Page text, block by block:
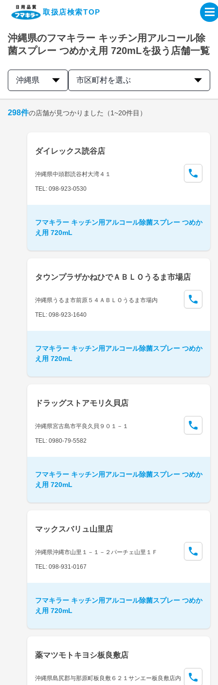
取扱店検索TOP
企業・IR情報サイト
製品情報サイト
取扱店検索はこちら
沖縄県のフマキラー キッチン用アルコール除
菌スプレー つめかえ用 720mLを扱う店舗一覧
沖縄県 市区町村を選ぶ
298件の店舗が見つかりました （1~20件目）
ダイレックス読谷店
沖縄県中頭郡読谷村大湾４１
TEL: 098-923-0530
フマキラー キッチン用アルコール除菌スプレー つめか
え用 720mL
タウンプラザかねひでＡＢＬＯうるま市場店
沖縄県うるま市前原５４ＡＢＬＯうるま市場内
TEL: 098-923-1640
フマキラー キッチン用アルコール除菌スプレー つめか
え用 720mL
ドラッグストアモリ久貝店
沖縄県宮古島市平良久貝９０１－１
TEL: 0980-79-5582
フマキラー キッチン用アルコール除菌スプレー つめか
え用 720mL
マックスバリュ山里店
沖縄県沖縄市山里１－１－２パーチェ山里１Ｆ
TEL: 098-931-0167
フマキラー キッチン用アルコール除菌スプレー つめか
え用 720mL
薬マツモトキヨシ板良敷店
沖縄県島尻郡与那原町板良敷６２１サンエー板良敷店内